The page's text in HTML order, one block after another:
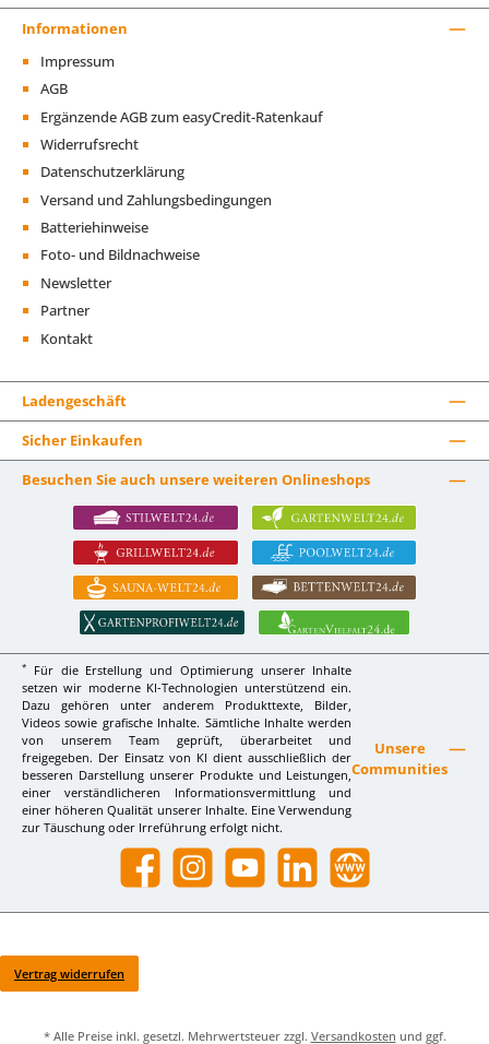
Informationen
Impressum
AGB
Ergänzende AGB zum easyCredit-Ratenkauf
Widerrufsrecht
Datenschutzerklärung
Versand und Zahlungsbedingungen
Batteriehinweise
Foto- und Bildnachweise
Newsletter
Partner
Kontakt
Ladengeschäft
Sicher Einkaufen
Besuchen Sie auch unsere weiteren Onlineshops
*
Für die Erstellung und Optimierung unserer Inhalte
setzen wir moderne KI-Technologien unterstützend ein.
Dazu gehören unter anderem Produkttexte, Bilder,
Videos sowie grafische Inhalte. Sämtliche Inhalte werden
von unserem Team geprüft, überarbeitet und
freigegeben. Der Einsatz von KI dient ausschließlich der
besseren Darstellung unserer Produkte und Leistungen,
einer verständlicheren Informationsvermittlung und
einer höheren Qualität unserer Inhalte. Eine Verwendung
zur Täuschung oder Irreführung erfolgt nicht.
Unsere
Communities
Facebook InstagramYouTube LinkedIn Website
Vertrag widerrufen
* Alle Preise inkl. gesetzl. Mehrwertsteuer zzgl. Versandkosten und ggf.